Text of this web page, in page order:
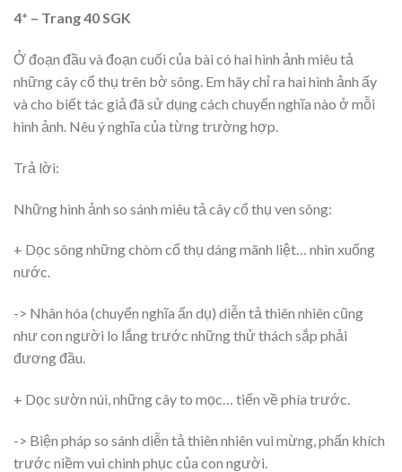
4* – Trang 40 SGK
Ở đoạn đầu và đoạn cuối của bài có hai hình ảnh miêu tả
những cây cổ thụ trên bờ sông. Em hãy chỉ ra hai hình ảnh ấy
và cho biết tác giả đã sử dụng cách chuyển nghĩa nào ở mỗi
hình ảnh. Nêu ý nghĩa của từng trường hợp.
Trả lời:
Những hình ảnh so sánh miêu tả cây cổ thụ ven sông:
+ Dọc sông những chòm cổ thụ dáng mãnh liệt… nhìn xuống
nước.
-> Nhân hóa (chuyển nghĩa ẩn dụ) diễn tả thiên nhiên cũng
như con người lo lắng trước những thử thách sắp phải
đương đầu.
+ Dọc sườn núi, những cây to mọc… tiến về phía trước.
-> Biện pháp so sánh diễn tả thiên nhiên vui mừng, phấn khích
trước niềm vui chinh phục của con người.